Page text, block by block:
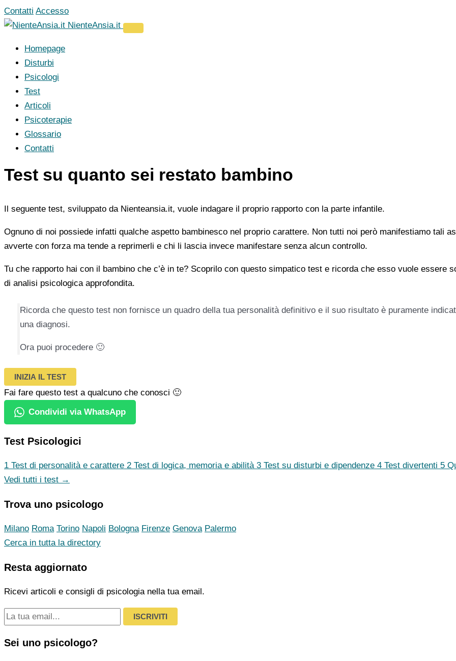
Vai
al
Contatti Accesso
NienteAnsia.it
Homepage
Disturbi
Psicologi
Test
Articoli
Psicoterapie
Glossario
Contatti
Test su quanto sei restato bambino
Il seguente test, sviluppato da Nienteansia.it, vuole indagare il proprio rapporto con la parte infantile.
Ognuno di noi possiede infatti qualche aspetto bambinesco nel proprio carattere. Non tutti noi però manifestiamo tali
avverte con forza ma tende a reprimerli e chi li lascia invece manifestare senza alcun controllo.
Tu che rapporto hai con il bambino che c’è in te? Scoprilo con questo simpatico test e ricorda che esso vuole essere
di analisi psicologica approfondita.
Ricorda che questo test non fornisce un quadro della tua personalità definitivo e il suo risultato è puramente
una diagnosi.
Ora puoi procedere 🙂
INIZIA IL TEST
Fai fare questo test a qualcuno che conosci 🙂
Condividi via WhatsApp
Test Psicologici
1 Test di personalità e carattere 2 Test di logica, memoria e abilità 3 Test su disturbi e dipendenze 4 Test divertenti 5
Vedi tutti i test →
Trova uno psicologo
Milano Roma Torino Napoli Bologna Firenze Genova Palermo
Cerca in tutta la directory
Resta aggiornato
Ricevi articoli e consigli di psicologia nella tua email.
ISCRIVITI
Sei uno psicologo?